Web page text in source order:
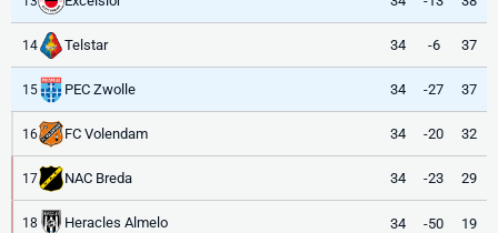
14 Telstar 34 -6 37
15 PEC Zwolle 34 -27 37
16 FC Volendam 34 -20 32
17 NAC Breda 34 -23 29
18 Heracles Almelo 34 -50 19